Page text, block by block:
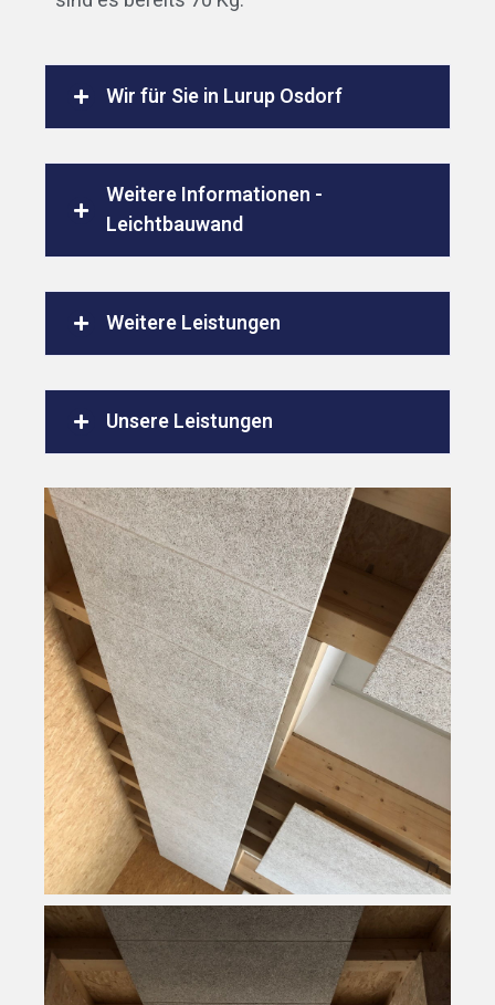
Wir für Sie in Lurup Osdorf
Weitere Informationen -
Leichtbauwand
Weitere Leistungen
Unsere Leistungen